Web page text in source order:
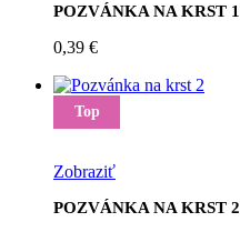
POZVÁNKA NA KRST 1
0,39 €
Top
Zobraziť
POZVÁNKA NA KRST 2